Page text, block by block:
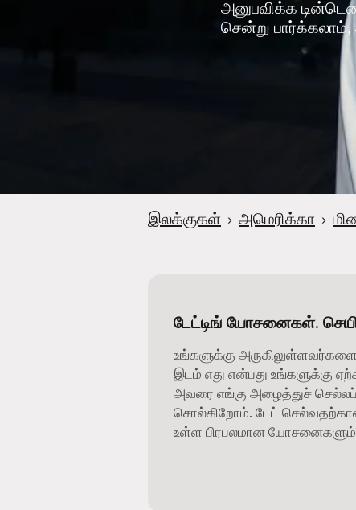
அனுபவிக்க
சென்று பார்க்கலாம்,
இலக்குகள் › அமெரிக்கா ›
டேட்டிங் யோசனைகள்.
உங்களுக்கு
இடம் எது என்பது உங்களுக்கு
அவரை எங்கு அழைத்துச்
சொல்கிறோம். டேட்
உள்ள பிரபலமான